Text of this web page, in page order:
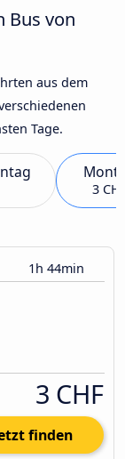
Bus von
aus dem
Tage.
3
1h 44min
3 CHF
finden